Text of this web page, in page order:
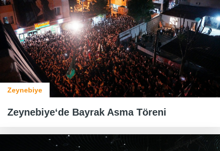
Zeynebiye
Zeynebiye‘de Bayrak Asma Töreni